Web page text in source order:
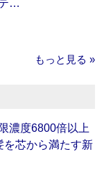
…
もっと見る »
濃度6800倍以上
を芯から満たす新